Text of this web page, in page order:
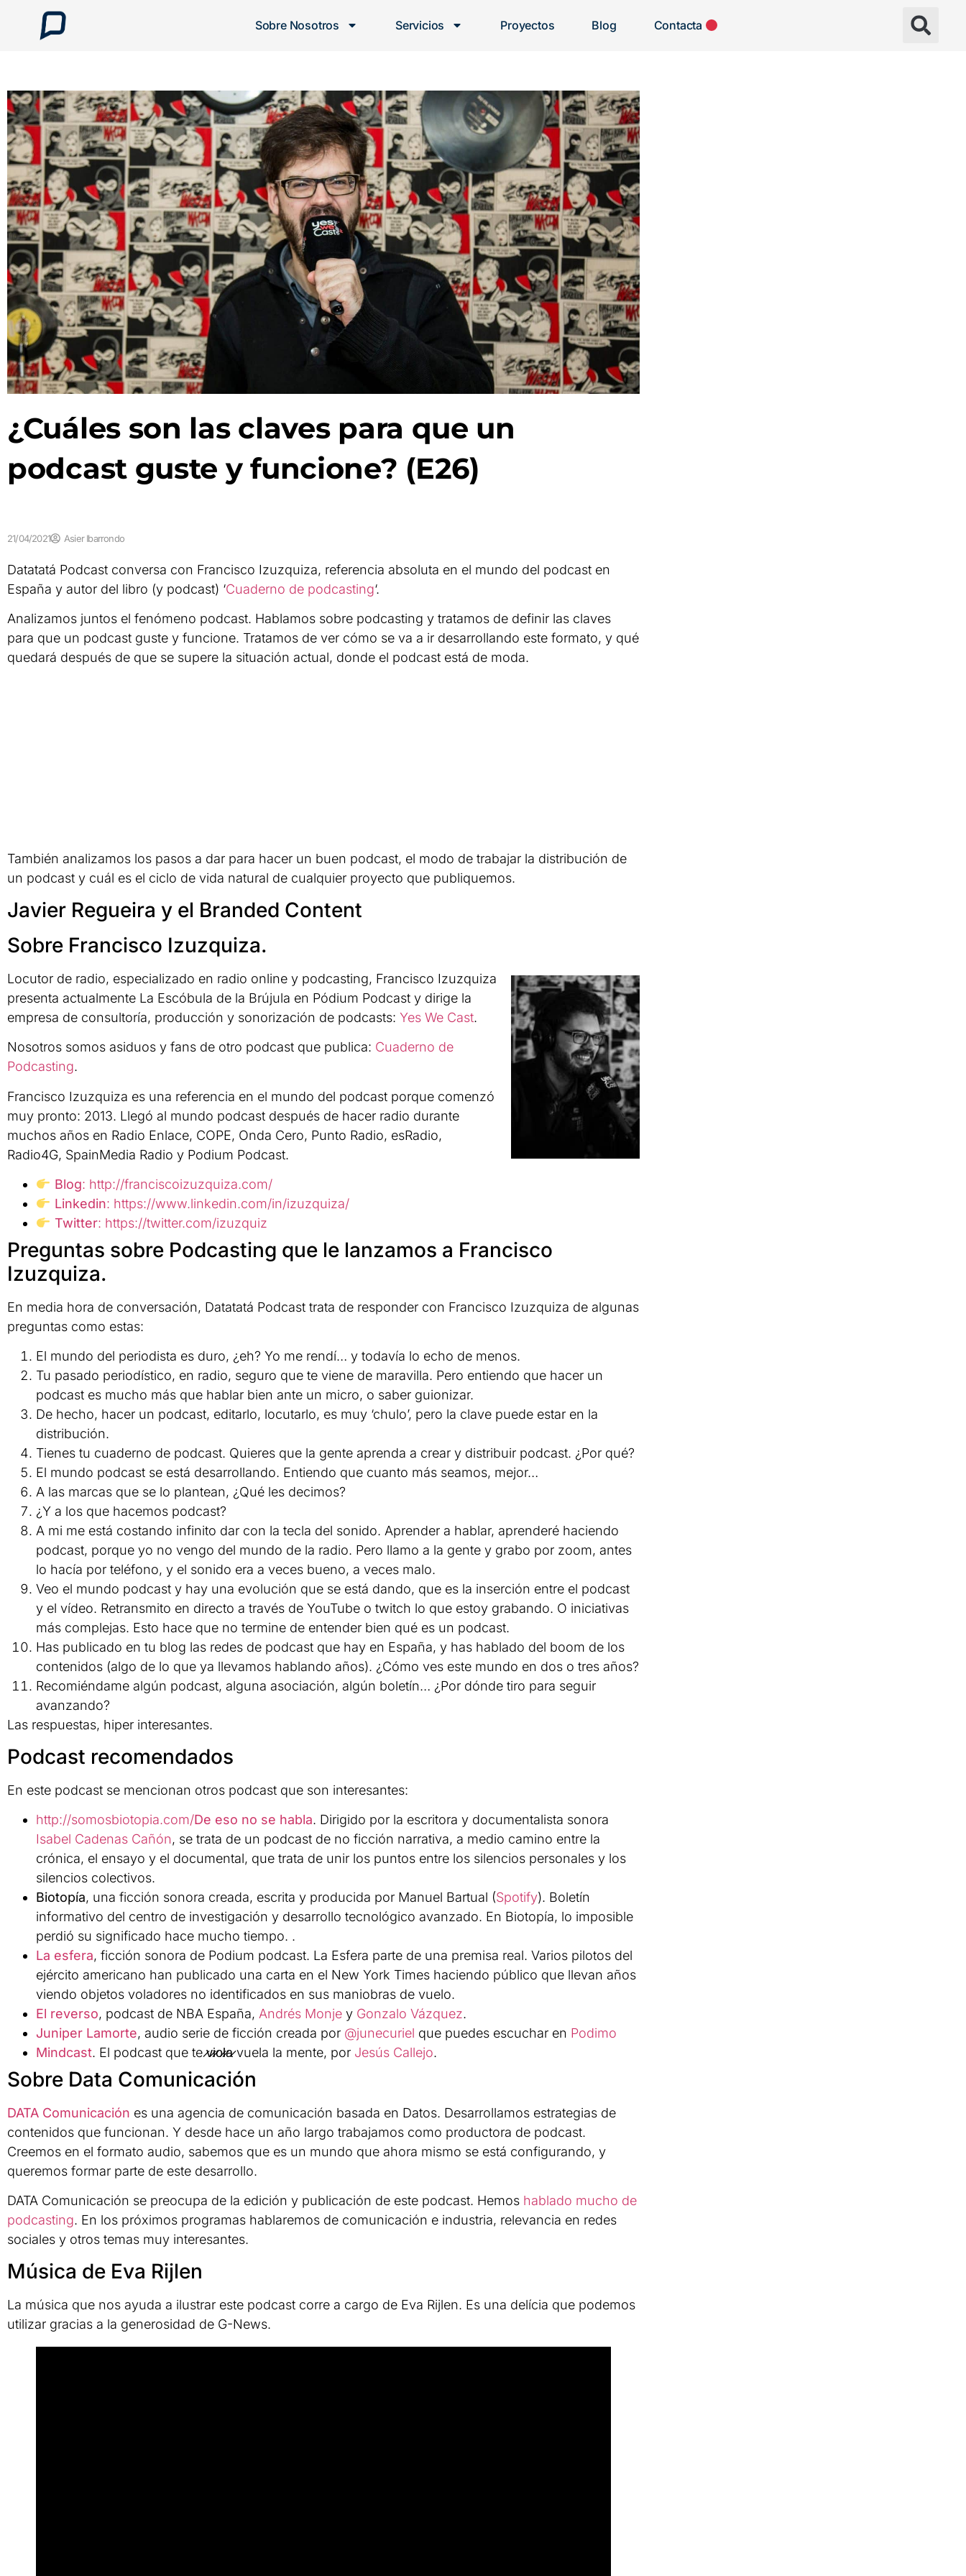
Sobre Nosotros Servicios Proyectos Blog Contacta
¿Cuáles son las claves para que un
podcast guste y funcione? (E26)
21/04/2021 Asier Ibarrondo
Datatatá Podcast conversa con Francisco Izuzquiza, referencia absoluta en el mundo del podcast en
España y autor del libro (y podcast) ‘Cuaderno de podcasting‘.
Analizamos juntos el fenómeno podcast. Hablamos sobre podcasting y tratamos de definir las claves
para que un podcast guste y funcione. Tratamos de ver cómo se va a ir desarrollando este formato, y qué
quedará después de que se supere la situación actual, donde el podcast está de moda.
También analizamos los pasos a dar para hacer un buen podcast, el modo de trabajar la distribución de
un podcast y cuál es el ciclo de vida natural de cualquier proyecto que publiquemos.
Javier Regueira y el Branded Content
Sobre Francisco Izuzquiza.
Locutor de radio, especializado en radio online y podcasting, Francisco Izuzquiza
presenta actualmente La Escóbula de la Brújula en Pódium Podcast y dirige la
empresa de consultoría, producción y sonorización de podcasts: Yes We Cast.
Nosotros somos asiduos y fans de otro podcast que publica: Cuaderno de
Podcasting.
Francisco Izuzquiza es una referencia en el mundo del podcast porque comenzó
muy pronto: 2013. Llegó al mundo podcast después de hacer radio durante
muchos años en Radio Enlace, COPE, Onda Cero, Punto Radio, esRadio,
Radio4G, SpainMedia Radio y Podium Podcast.
Blog: http://franciscoizuzquiza.com/
Linkedin: https://www.linkedin.com/in/izuzquiza/
Twitter: https://twitter.com/izuzquiz
Preguntas sobre Podcasting que le lanzamos a Francisco
Izuzquiza.
En media hora de conversación, Datatatá Podcast trata de responder con Francisco Izuzquiza de algunas
preguntas como estas:
El mundo del periodista es duro, ¿eh? Yo me rendí… y todavía lo echo de menos.
Tu pasado periodístico, en radio, seguro que te viene de maravilla. Pero entiendo que hacer un
podcast es mucho más que hablar bien ante un micro, o saber guionizar.
De hecho, hacer un podcast, editarlo, locutarlo, es muy ‘chulo’, pero la clave puede estar en la
distribución.
Tienes tu cuaderno de podcast. Quieres que la gente aprenda a crear y distribuir podcast. ¿Por qué?
El mundo podcast se está desarrollando. Entiendo que cuanto más seamos, mejor…
A las marcas que se lo plantean, ¿Qué les decimos?
¿Y a los que hacemos podcast?
A mi me está costando infinito dar con la tecla del sonido. Aprender a hablar, aprenderé haciendo
podcast, porque yo no vengo del mundo de la radio. Pero llamo a la gente y grabo por zoom, antes
lo hacía por teléfono, y el sonido era a veces bueno, a veces malo.
Veo el mundo podcast y hay una evolución que se está dando, que es la inserción entre el podcast
y el vídeo. Retransmito en directo a través de YouTube o twitch lo que estoy grabando. O iniciativas
más complejas. Esto hace que no termine de entender bien qué es un podcast.
Has publicado en tu blog las redes de podcast que hay en España, y has hablado del boom de los
contenidos (algo de lo que ya llevamos hablando años). ¿Cómo ves este mundo en dos o tres años?
Recomiéndame algún podcast, alguna asociación, algún boletín… ¿Por dónde tiro para seguir
avanzando?
Las respuestas, hiper interesantes.
Podcast recomendados
En este podcast se mencionan otros podcast que son interesantes:
http://somosbiotopia.com/De eso no se habla. Dirigido por la escritora y documentalista sonora
Isabel Cadenas Cañón, se trata de un podcast de no ficción narrativa, a medio camino entre la
crónica, el ensayo y el documental, que trata de unir los puntos entre los silencios personales y los
silencios colectivos.
Biotopía, una ficción sonora creada, escrita y producida por Manuel Bartual (Spotify). Boletín
informativo del centro de investigación y desarrollo tecnológico avanzado. En Biotopía, lo imposible
perdió su significado hace mucho tiempo. .
La esfera, ficción sonora de Podium podcast. La Esfera parte de una premisa real. Varios pilotos del
ejército americano han publicado una carta en el New York Times haciendo público que llevan años
viendo objetos voladores no identificados en sus maniobras de vuelo.
El reverso, podcast de NBA España, Andrés Monje y Gonzalo Vázquez.
Juniper Lamorte, audio serie de ficción creada por @junecuriel que puedes escuchar en Podimo
Mindcast. El podcast que te ̷v̷i̷o̷l̷a̷ vuela la mente, por Jesús Callejo.
Sobre Data Comunicación
DATA Comunicación es una agencia de comunicación basada en Datos. Desarrollamos estrategias de
contenidos que funcionan. Y desde hace un año largo trabajamos como productora de podcast.
Creemos en el formato audio, sabemos que es un mundo que ahora mismo se está configurando, y
queremos formar parte de este desarrollo.
DATA Comunicación se preocupa de la edición y publicación de este podcast. Hemos hablado mucho de
podcasting. En los próximos programas hablaremos de comunicación e industria, relevancia en redes
sociales y otros temas muy interesantes.
Música de Eva Rijlen
La música que nos ayuda a ilustrar este podcast corre a cargo de Eva Rijlen. Es una delícia que podemos
utilizar gracias a la generosidad de G-News.